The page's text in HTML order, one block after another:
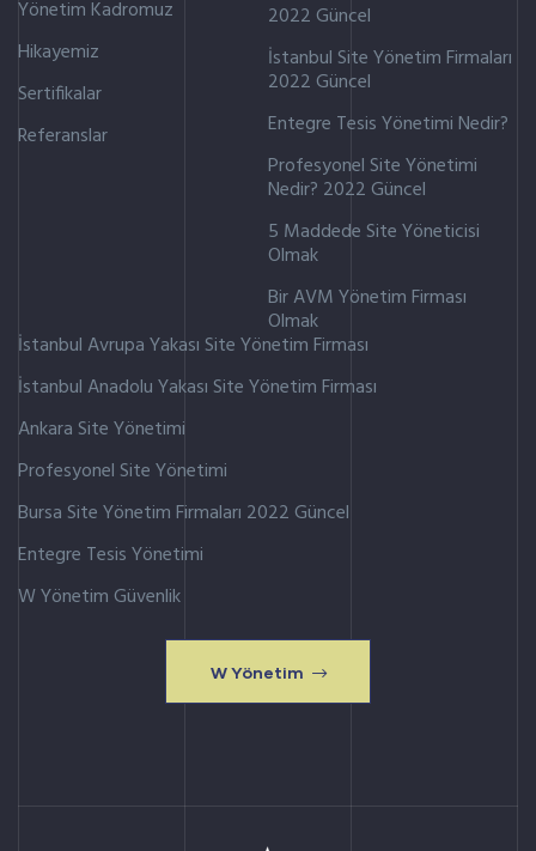
Yönetim Kadromuz
Hikayemiz
Sertifikalar
Referanslar
2022 Güncel
İstanbul Site Yönetim Firmaları
2022 Güncel
Entegre Tesis Yönetimi Nedir?
Profesyonel Site Yönetimi
Nedir? 2022 Güncel
5 Maddede Site Yöneticisi
Olmak
Bir AVM Yönetim Firması
Olmak
İstanbul Avrupa Yakası Site Yönetim Firması
İstanbul Anadolu Yakası Site Yönetim Firması
Ankara Site Yönetimi
Profesyonel Site Yönetimi
Bursa Site Yönetim Firmaları 2022 Güncel
Entegre Tesis Yönetimi
W Yönetim Güvenlik
W Yönetim